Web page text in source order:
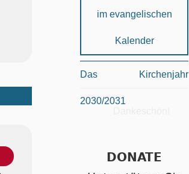
Das Kirchenjahr
2030/2031
DONATE